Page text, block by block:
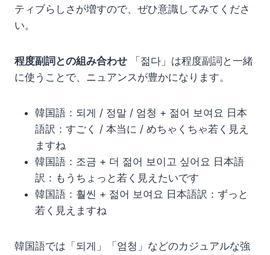
ティブらしさが増すので、ぜひ意識してみてくださ
い。
程度副詞との組み合わせ 「젊다」は程度副詞と一緒
に使うことで、ニュアンスが豊かになります。
韓国語：되게 / 정말 / 엄청 + 젊어 보여요 日本
語訳：すごく / 本当に / めちゃくちゃ若く見え
ますね
韓国語：조금 + 더 젊어 보이고 싶어요 日本語
訳：もうちょっと若く見えたいです
韓国語：훨씬 + 젊어 보여요 日本語訳：ずっと
若く見えますね
韓国語では「되게」「엄청」などのカジュアルな強